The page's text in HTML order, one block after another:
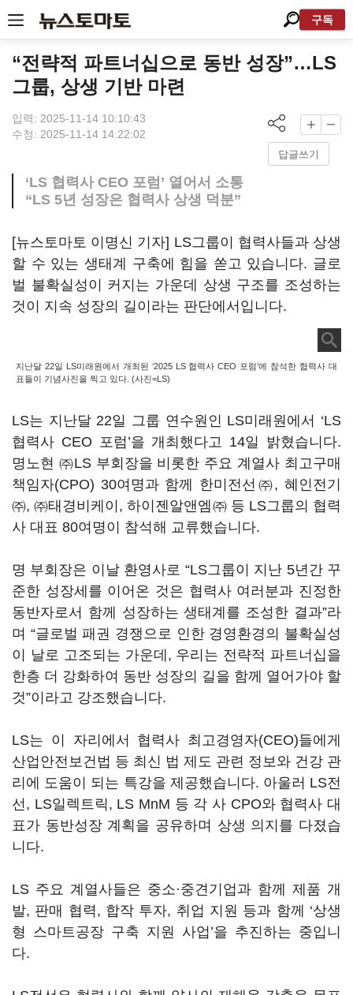
구독
“전략적 파트너십으로 동반 성장”…LS
그룹, 상생 기반 마련
입력: 2025-11-14 10:10:43
수정: 2025-11-14 14:22:02
답글쓰기
‘LS 협력사 CEO 포럼’ 열어서 소통
“LS 5년 성장은 협력사 상생 덕분”
[뉴스토마토 이명신 기자] LS그룹이 협력사들과 상생
할 수 있는 생태계 구축에 힘을 쏟고 있습니다. 글로
벌 불확실성이 커지는 가운데 상생 구조를 조성하는
것이 지속 성장의 길이라는 판단에서입니다.
지난달 22일 LS미래원에서 개최된 ‘2025 LS 협력사 CEO 포럼’에 참석한 협력사 대
표들이 기념사진을 찍고 있다. (사진=LS)
LS는 지난달 22일 그룹 연수원인 LS미래원에서 ‘LS
협력사 CEO 포럼’을 개최했다고 14일 밝혔습니다.
명노현 ㈜LS 부회장을 비롯한 주요 계열사 최고구매
책임자(CPO) 30여명과 함께 한미전선㈜, 혜인전기
㈜, ㈜태경비케이, 하이젠알앤엠㈜ 등 LS그룹의 협력
사 대표 80여명이 참석해 교류했습니다.
명 부회장은 이날 환영사로 “LS그룹이 지난 5년간 꾸
준한 성장세를 이어온 것은 협력사 여러분과 진정한
동반자로서 함께 성장하는 생태계를 조성한 결과”라
며 “글로벌 패권 경쟁으로 인한 경영환경의 불확실성
이 날로 고조되는 가운데, 우리는 전략적 파트너십을
한층 더 강화하여 동반 성장의 길을 함께 열어가야 할
것”이라고 강조했습니다.
LS는 이 자리에서 협력사 최고경영자(CEO)들에게
산업안전보건법 등 최신 법 제도 관련 정보와 건강 관
리에 도움이 되는 특강을 제공했습니다. 아울러 LS전
선, LS일렉트릭, LS MnM 등 각 사 CPO와 협력사 대
표가 동반성장 계획을 공유하며 상생 의지를 다졌습
니다.
LS 주요 계열사들은 중소·중견기업과 함께 제품 개
발, 판매 협력, 합작 투자, 취업 지원 등과 함께 ‘상생
형 스마트공장 구축 지원 사업’을 추진하는 중입니
다.